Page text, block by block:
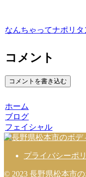
なんちゃってナポリタ
コメント
コメントを書き込む
ホーム
ブログ
フェイシャル
プライバシーポ
© 2023 長野県松本市